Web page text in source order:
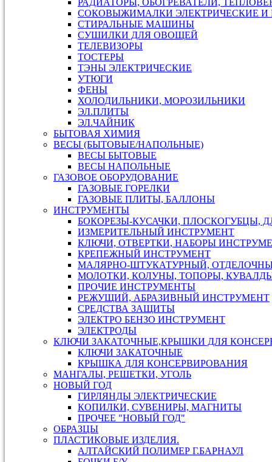
РАДИАТОРЫ, ОБОГРЕВАТЕЛИ,
СОКОВЫЖИМАЛКИ ЭЛЕКТРИЧЕСКИЕ И
СТИРАЛЬНЫЕ МАШИНЫ
СУШИЛКИ ДЛЯ ОВОЩЕЙ
ТЕЛЕВИЗОРЫ
ТОСТЕРЫ
ТЭНЫ ЭЛЕКТРИЧЕСКИЕ
УТЮГИ
ФЕНЫ
ХОЛОДИЛЬНИКИ, МОРОЗИЛЬНИКИ
ЭЛ.ПЛИТЫ
ЭЛ.ЧАЙНИК
БЫТОВАЯ ХИМИЯ
ВЕСЫ (БЫТОВЫЕ/НАПОЛЬНЫЕ)
ВЕСЫ БЫТОВЫЕ
ВЕСЫ НАПОЛЬНЫЕ
ГАЗОВОЕ ОБОРУДОВАНИЕ
ГАЗОВЫЕ ГОРЕЛКИ
ГАЗОВЫЕ ПЛИТЫ, БАЛЛОНЫ
ИНСТРУМЕНТЫ
БОКОРЕЗЫ-КУСАЧКИ, ПЛОСКОГУБЦЫ,
ИЗМЕРИТЕЛЬНЫЙ ИНСТРУМЕНТ
КЛЮЧИ, ОТВЕРТКИ, НАБОРЫ
КРЕПЕЖНЫЙ ИНСТРУМЕНТ
МАЛЯРНО-ШТУКАТУРНЫЙ,
МОЛОТКИ, КОЛУНЫ, ТОПОРЫ,
ПРОЧИЕ ИНСТРУМЕНТЫ
РЕЖУЩИЙ, АБРАЗИВНЫЙ ИНСТРУМЕНТ
СРЕДСТВА ЗАЩИТЫ
ЭЛЕКТРО БЕНЗО ИНСТРУМЕНТ
ЭЛЕКТРОДЫ
КЛЮЧИ ЗАКАТОЧНЫЕ,КРЫШКИ ДЛЯ
КЛЮЧИ ЗАКАТОЧНЫЕ
КРЫШКА ДЛЯ КОНСЕРВИРОВАНИЯ
МАНГАЛЫ, РЕШЕТКИ, УГОЛЬ
НОВЫЙ ГОД
ГИРЛЯНДЫ ЭЛЕКТРИЧЕСКИЕ
КОПИЛКИ, СУВЕНИРЫ, МАГНИТЫ
ПРОЧЕЕ "НОВЫЙ ГОД"
ОБРАЗЦЫ
ПЛАСТИКОВЫЕ ИЗДЕЛИЯ.
АЛТАЙСКИЙ ПОЛИМЕР Г.БАРНАУЛ